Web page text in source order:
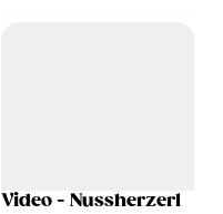
Video - Nussherzerl